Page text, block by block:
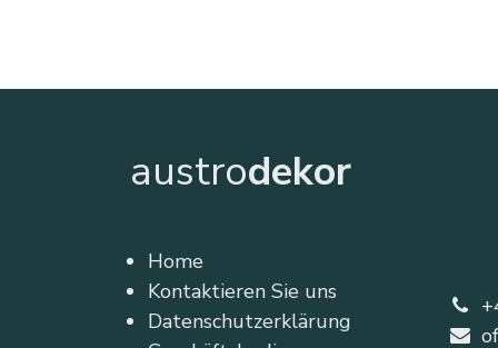
austrodekor
Home
Kontaktieren Sie uns
Datenschutzerklärung